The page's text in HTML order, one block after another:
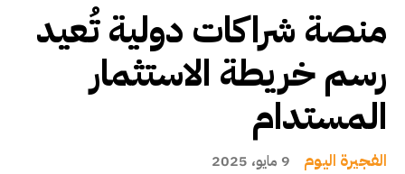
منصة شراكات دولية تُعيد
رسم خريطة الاستثمار
المستدام
الفجيرة اليوم 9 مايو، 2025